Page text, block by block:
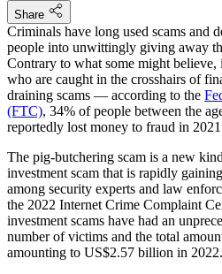
Share
Criminals have long used scams and
people into unwittingly giving away
Contrary to what some might believe,
who are caught in the crosshairs of
draining scams — according to the
(FTC), 34% of people between the
reportedly lost money to fraud in
The pig-butchering scam is a new
investment scam that is rapidly
among security experts and law
the 2022 Internet Crime Complaint
investment scams have had an
number of victims and the total
amounting to US$2.57 billion in 2022.